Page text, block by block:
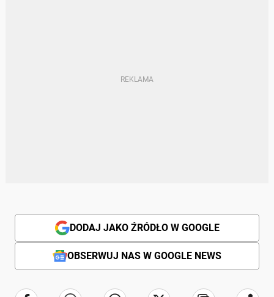
DODAJ JAKO ŹRÓDŁO W GOOGLE
OBSERWUJ NAS W GOOGLE NEWS